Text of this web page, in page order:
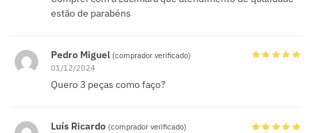
estão de parabéns
Pedro Miguel (comprador verificado)
01/12/2024
Quero 3 peças como faço?
Luís Ricardo (comprador verificado)